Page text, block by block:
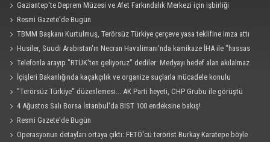
Gaziantep'te Deprem Müzesi ve Afet Farkındalık Merkezi için işbirliği
protokolü imzalandı
Resmi Gazete'de Bugün
TBMM Başkanı Kurtulmuş, Terörsüz Türkiye çerçeve yasa teklifine imza attı
Husiler, Suudi Arabistan'ın Necran Havalimanı'nda kamikaze İHA ile "hassas
bir hedefi" vurduklarını açıkladı
Telefonla arayıp "RTÜK'ten geliyoruz" dediler: Medyayı hedef alan akılalmaz
tuzak ifşa oldu
İçişleri Bakanlığında kaçakçılık ve organize suçlarla mücadele konulu
güvenlik toplantısı yapıldı
"Terörsüz Türkiye" düzenlemesi... AK Parti heyeti, CHP Grubu ile görüştü
4 Ağustos Salı Borsa İstanbul'da BIST 100 endeksine bakış!
Resmi Gazete'de Bugün
Operasyonun detayları ortaya çıktı: FETÖ'cü terörist Burkay Karatepe böyle